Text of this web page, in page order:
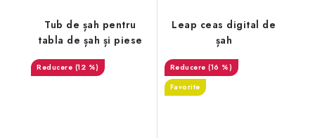
Tub de șah pentru
tabla de șah și piese
(12 %)
Leap ceas digital de
șah
(16 %)
Favorite